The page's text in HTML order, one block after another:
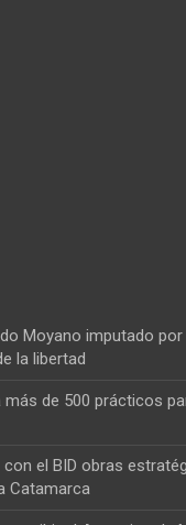
Moyano imputado
la libertad
de 500 prácticos
el BID obras
Catamarca